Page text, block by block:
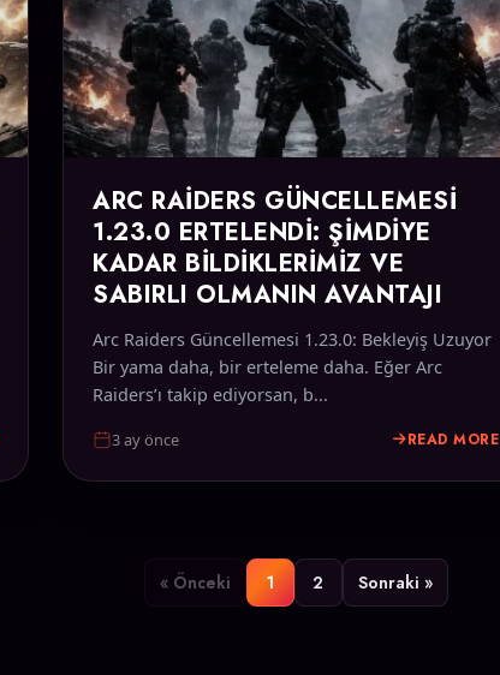
ARC RAIDERS GÜNCELLEMESI
1.23.0 ERTELENDI: ŞIMDIYE
KADAR BILDIKLERIMIZ VE
SABIRLI OLMANIN AVANTAJI
Arc Raiders Güncellemesi 1.23.0: Bekleyiş Uzuyor
Bir yama daha, bir erteleme daha. Eğer Arc
Raiders’ı takip ediyorsan, b...
3 ay önce READ MORE
« Önceki 1 2 Sonraki »